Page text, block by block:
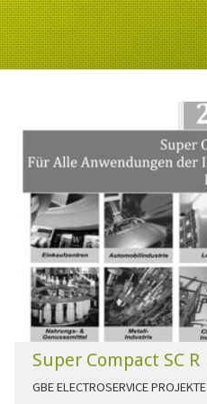
Super Compact SC R
GBE ELECTROSERVICE PROJEKTE